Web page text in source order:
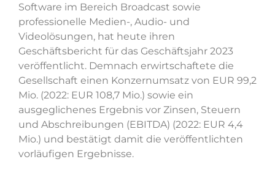
Software im Bereich Broadcast sowie
professionelle Medien-, Audio- und
Videolösungen, hat heute ihren
Geschäftsbericht für das Geschäftsjahr 2023
veröffentlicht. Demnach erwirtschaftete die
Gesellschaft einen Konzernumsatz von EUR 99,2
Mio. (2022: EUR 108,7 Mio.) sowie ein
ausgeglichenes Ergebnis vor Zinsen, Steuern
und Abschreibungen (EBITDA) (2022: EUR 4,4
Mio.) und bestätigt damit die veröffentlichten
vorläufigen Ergebnisse.